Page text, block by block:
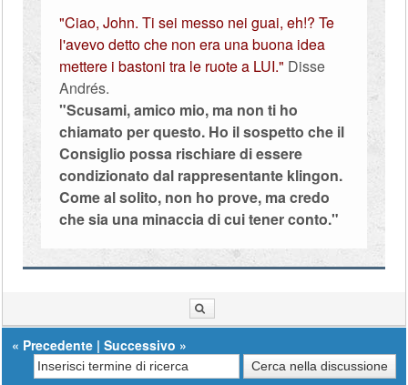
"Ciao, John. Ti sei messo nei guai, eh!? Te
l'avevo detto che non era una buona idea
mettere i bastoni tra le ruote a LUI." Disse
Andrés.
"Scusami, amico mio, ma non ti ho
chiamato per questo. Ho il sospetto che il
Consiglio possa rischiare di essere
condizionato dal rappresentante klingon.
Come al solito, non ho prove, ma credo
che sia una minaccia di cui tener conto."
« Precedente |Successivo »